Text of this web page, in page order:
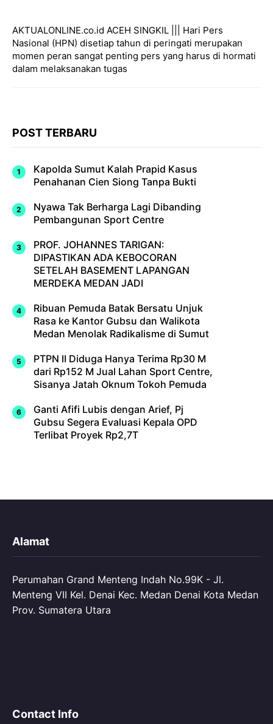
AKTUALONLINE.co.id ACEH SINGKIL ||| Hari Pers
Nasional (HPN) disetiap tahun di peringati merupakan
momen peran sangat penting pers yang harus di hormati
dalam melaksanakan tugas
POST TERBARU
Kapolda Sumut Kalah Prapid Kasus
Penahanan Cien Siong Tanpa Bukti
Nyawa Tak Berharga Lagi Dibanding
Pembangunan Sport Centre
PROF. JOHANNES TARIGAN:
DIPASTIKAN ADA KEBOCORAN
SETELAH BASEMENT LAPANGAN
MERDEKA MEDAN JADI
Ribuan Pemuda Batak Bersatu Unjuk
Rasa ke Kantor Gubsu dan Walikota
Medan Menolak Radikalisme di Sumut
PTPN II Diduga Hanya Terima Rp30 M
dari Rp152 M Jual Lahan Sport Centre,
Sisanya Jatah Oknum Tokoh Pemuda
Ganti Afifi Lubis dengan Arief, Pj
Gubsu Segera Evaluasi Kepala OPD
Terlibat Proyek Rp2,7T
Alamat
Perumahan Grand Menteng Indah No.99K - Jl.
Menteng VII Kel. Denai Kec. Medan Denai Kota Medan
Prov. Sumatera Utara
Contact Info